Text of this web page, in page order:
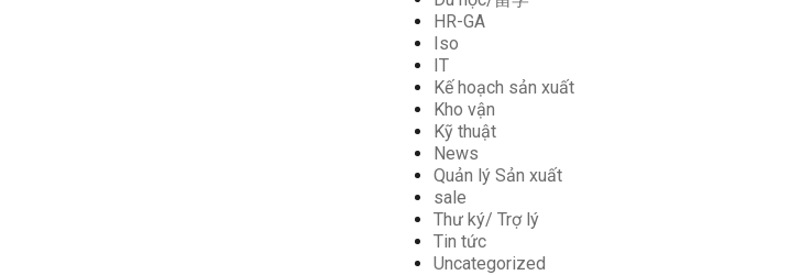
HR-GA
Iso
IT
Kế hoạch sản xuất
Kho vận
Kỹ thuật
News
Quản lý Sản xuất
sale
Thư ký/ Trợ lý
Tin tức
Uncategorized